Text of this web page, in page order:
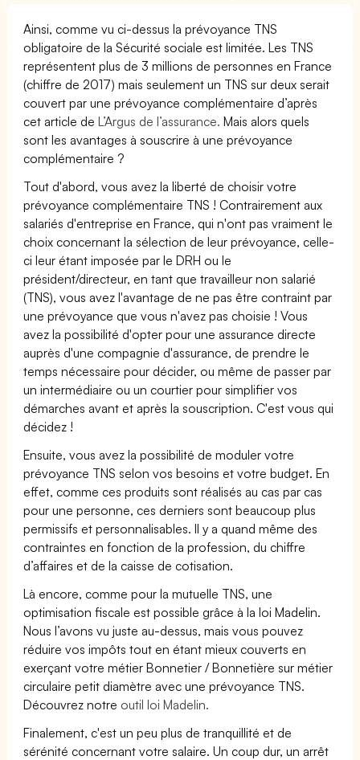
Ainsi, comme vu ci-dessus la prévoyance TNS
obligatoire de la Sécurité sociale est limitée. Les TNS
représentent plus de 3 millions de personnes en France
(chiffre de 2017) mais seulement un TNS sur deux serait
couvert par une prévoyance complémentaire d’après
cet article deL’Argus de l’assurance. Mais alors quels
sont les avantages à souscrire à une prévoyance
complémentaire ?
Tout d'abord, vous avez la liberté de choisir votre
prévoyance complémentaire TNS ! Contrairement aux
salariés d'entreprise en France, qui n'ont pas vraiment le
choix concernant la sélection de leur prévoyance, celle-
ci leur étant imposée par le DRH ou le
président/directeur, en tant que travailleur non salarié
(TNS), vous avez l'avantage de ne pas être contraint par
une prévoyance que vous n'avez pas choisie ! Vous
avez la possibilité d'opter pour une assurance directe
auprès d'une compagnie d'assurance, de prendre le
temps nécessaire pour décider, ou même de passer par
un intermédiaire ou un courtier pour simplifier vos
démarches avant et après la souscription. C'est vous qui
décidez !
Ensuite, vous avez la possibilité de moduler votre
prévoyance TNS selon vos besoins et votre budget. En
effet, comme ces produits sont réalisés au cas par cas
pour une personne, ces derniers sont beaucoup plus
permissifs et personnalisables. Il y a quand même des
contraintes en fonction de la profession, du chiffre
d’affaires et de la caisse de cotisation.
Là encore, comme pour la mutuelle TNS, une
optimisation fiscale est possible grâce à la loi Madelin.
Nous l’avons vu juste au-dessus, mais vous pouvez
réduire vos impôts tout en étant mieux couverts en
exerçant votre métier Bonnetier / Bonnetière sur métier
circulaire petit diamètre avec une prévoyance TNS.
Découvrez notre outil loi Madelin.
Finalement, c'est un peu plus de tranquillité et de
sérénité concernant votre salaire. Un coup dur, un arrêt